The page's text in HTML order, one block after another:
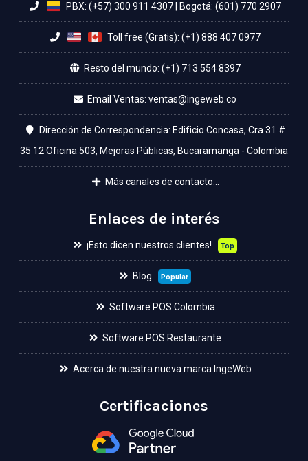
PBX: (+57) 300 911 4307| Bogotá: (601) 770 2907
Toll free (Gratis): (+1) 888 407 0977
Resto del mundo: (+1) 713 554 8397
Email Ventas:
Dirección de Correspondencia: Edificio Concasa, Cra 31 #
35 12 Oficina 503, Mejoras Públicas, Bucaramanga - Colombia
Más canales de contacto...
Enlaces de interés
¡Esto dicen nuestros clientes! Top
Blog Popular
Software POS Colombia
Software POS Restaurante
Acerca de nuestra nueva marca IngeWeb
Certificaciones